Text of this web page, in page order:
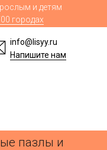
и детям
городах
info@lisyy.ru
Напишите нам
пазлы и